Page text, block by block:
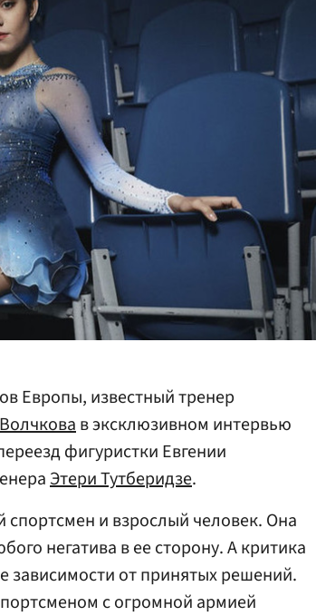
Европы, известный тренер
Волчковав эксклюзивном интервью
фигуристки Евгении
Этери Тутберидзе.
спортсмен и взрослый человек. Она
негатива в ее сторону. А критика
зависимости от принятых решений.
с огромной армией